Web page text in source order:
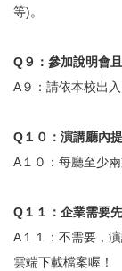
等)。
Q９：參加說明會
A９：請依本校出
Q１０：演講廳內
A １０：每廳至少兩
Q１１：企業需要
A １１：不需要，
雲端下載檔案喔！